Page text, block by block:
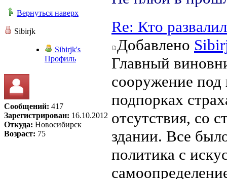
Вернуться наверх
Sibirjk
Sibirjk's
Профиль
Сообщений: 417
Зарегистрирован: 16.10.2012
Откуда: Новосибирск
Возраст: 75
Re: Кто
Добавлено
Главный
сооружение под
подпорках
отсутствия, со
здании. Все
политика с